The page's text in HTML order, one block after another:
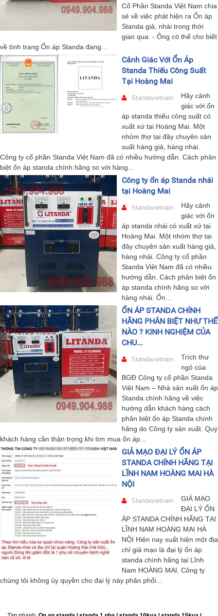
Cổ Phần Standa Việt Nam chia
sẻ về việc phát hiện ra Ổn áp
Standa giả, nhái trong thời
gian qua. - Ông có thể cho biết
về tình trạng Ổn áp Standa đang...
Cảnh Giác Với Ổn Áp
Standa Thiếu Công Suất
Tại Hoàng Mai
Standavietnam
Hãy cảnh
giác với ổn
áp standa thiếu công suất có
xuất xứ tại Hoàng Mai. Một
nhóm thợ tại đây chuyên sản
xuất hàng giả, hàng nhái.
Công ty cổ phần Standa Việt Nam đã có nhiều hướng dẫn. Cách phân
biệt ổn áp standa chính hãng so với hàng...
Công ty ổn áp Standa nhái
tại Hoàng Mai
Standavietnam
Hãy cảnh
giác với ổn
áp standa nhái có xuất xứ tại
Hoàng Mai. Một nhóm thợ tại
đây chuyên sản xuất hàng giả,
hàng nhái. Công ty cổ phần
Standa Việt Nam đã có nhiều
hướng dẫn. Cách phân biệt ổn
áp standa chính hãng so với
hàng nhái. Ổn...
ỔN ÁP STANDA CHÍNH
HÃNG PHÂN BIỆT NHƯ THẾ
NÀO ? KINH NGHIỆM CỦA
CHU...
Standavietnam
Trích thư
ngỏ của
BGĐ Công ty cổ phần Standa
Việt Nam – Nhà sản xuất ổn áp
Standa chính hãng về việc
hướng dẫn khách hàng cách
phân biệt ổn áp Standa chính
hãng do Công ty sản xuất. Quý
khách hàng cần thận trọng khi tìm mua ổn áp...
GIẢ MẠO ĐẠI LÝ ỔN ÁP
STANDA CHÍNH HÃNG TẠI
LĨNH NAM HOÀNG MAI HÀ
NỘI
Standavietnam
GIẢ MẠO
ĐẠI LÝ ỔN
ÁP STANDA CHÍNH HÃNG TẠI
LĨNH NAM HOÀNG MAI HÀ
NỘI Hiện nay xuất hiện một địa
chỉ giả mạo là đại lý ổn áp
standa chính hãng tại Lĩnh
Nam HOÀNG MAI. Công ty
chúng tôi không ủy quyền cho đại lý này phân phối...